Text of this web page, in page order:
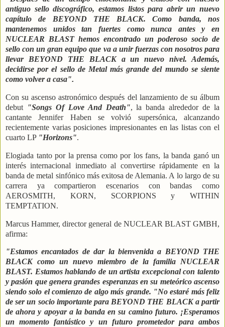
antiguo sello discográfico, estamos listos para abrir un nuevo
capítulo de BEYOND THE BLACK. Como banda, nos
mantenemos unidos tan fuertes como nunca antes y en
NUCLEAR BLAST hemos encontrado un poderoso socio de
sello con un gran equipo que va a unir fuerzas con nosotros para
llevar BEYOND THE BLACK a un nuevo nivel. Además,
decidirse por el sello de Metal más grande del mundo se siente
como volver a casa".
Con su ascenso astronómico después del lanzamiento de su álbum
debut "Songs Of Love And Death", la banda alrededor de la
cantante Jennifer Haben se volvió supersónica, alcanzando
recientemente varias posiciones impresionantes en las listas con el
cuarto LP "Horizons".
Elogiada tanto por la prensa como por los fans, la banda ganó un
interés internacional inmediato al convertirse rápidamente en la
banda de metal sinfónico más exitosa de Alemania. A lo largo de su
carrera ya compartieron escenarios con bandas como
AEROSMITH, KORN, SCORPIONS y WITHIN
TEMPTATION.
Marcus Hammer, director general de NUCLEAR BLAST GMBH,
afirma:
"Estamos encantados de dar la bienvenida a BEYOND THE
BLACK como un nuevo miembro de la familia NUCLEAR
BLAST. Estamos hablando de un artista excepcional con talento
y pasión que genera grandes esperanzas en su meteórico ascenso
siendo solo el comienzo de algo más grande. "No estaré más feliz
de ser un socio importante para BEYOND THE BLACK a partir
de ahora y apoyar a la banda en su camino futuro. ¡Esperamos
un momento fantástico y un futuro prometedor para ambos